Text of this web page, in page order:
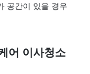
공간이 있을 경우
어 이사청소